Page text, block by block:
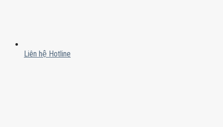
Liên hệ Hotline